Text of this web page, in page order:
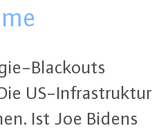
Black­outs
US-In­fra­struk­tur
Ist Joe Bidens